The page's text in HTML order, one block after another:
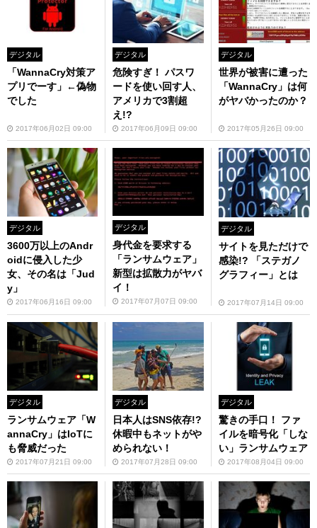
デジタル
「WannaCry対策ア
プリでーす」←偽物
でした
2017年06月02日 09:00
デジタル
危険すぎ！ パスワ
ードを使い回す人、
アメリカで3割超
え!?
2017年06月09日 09:00
デジタル
世界が被害に遭った
「WannaCry」は何
がヤバかったのか？
2017年05月26日 09:00
デジタル
3600万以上のAndr
oidに侵入した少
女、その名は「Jud
y」
2017年06月16日 09:00
デジタル
身代金を要求する
「ランサムウェア」
新型は拡散力がヤバ
イ！
2017年07月07日 09:00
デジタル
サイトを見ただけで
感染!? 「ステガノ
グラフィー」とは
2017年07月14日 09:00
デジタル
ランサムウェア「W
annaCry」はIoTに
も脅威だった
2017年07月21日 09:00
デジタル
日本人はSNS依存!?
休暇中もネットがや
められない！
2017年07月28日 09:00
デジタル
驚きの手口！ ファ
イルを暗号化「しな
い」ランサムウェア
2017年08月04日 09:00